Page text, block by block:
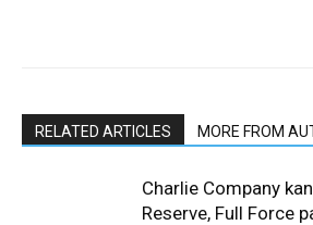
RELATED ARTICLES MORE FROM
Charlie Company
Reserve, Full Force